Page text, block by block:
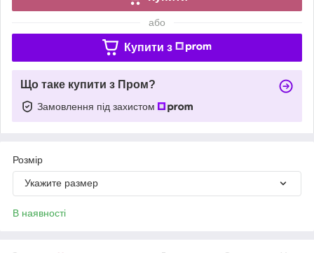
або
Купити з
Що таке купити з Пром?
Замовлення під захистом
Розмір
Укажите размер
В наявності